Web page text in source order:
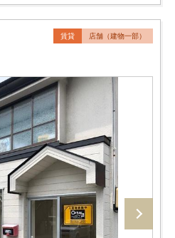
賃貸 店舗（建物一部）